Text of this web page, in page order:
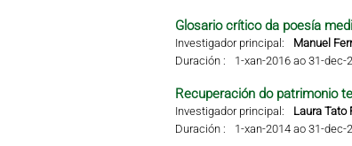
Glosario crítico da poesía
Investigador principal:
Manuel
Duración :
1-xan-2016 ao 31-dec-
Recuperación do patrimonio
Investigador principal:
Laura Tato
Duración :
1-xan-2014 ao 31-dec-